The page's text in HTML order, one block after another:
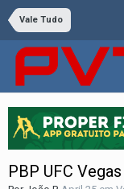
Vale Tudo
PBP UFC